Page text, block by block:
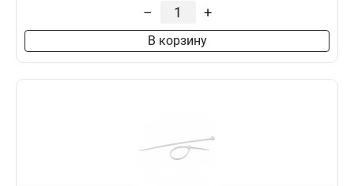
– +
В корзину